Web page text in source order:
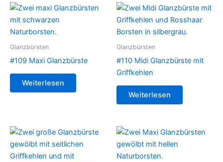
Glanzbürsten
#109 Maxi Glanzbürste
Weiterlesen
Glanzbürsten
#110 Midi Glanzbürste mit
Griffkehlen
Weiterlesen